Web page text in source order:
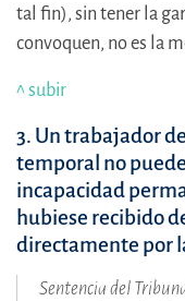
tal fin), sin tener la
convoquen, no es la
^ subir
3. Un trabajador
temporal no
incapacidad
hubiese recibido
directamente por
Sentencia del